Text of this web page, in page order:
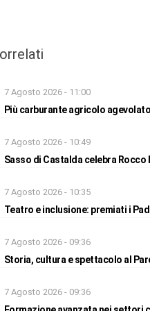
7 Agosto 2026 - 11:00
Più carburante agricolo
7 Agosto 2026 - 10:49
Sasso di Castalda celebra Rocco
7 Agosto 2026 - 10:35
Teatro e inclusione: premiati i
7 Agosto 2026 - 09:36
Storia, cultura e spettacolo al
7 Agosto 2026 - 09:36